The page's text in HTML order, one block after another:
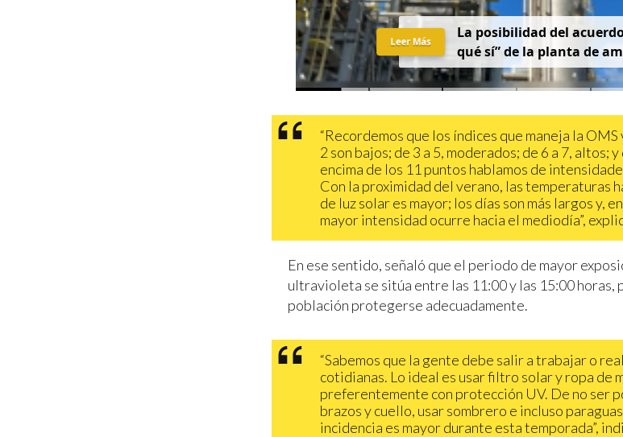
La posibilidad del
qué sí” de la planta de
Leer Más
“Recordemos que los índices que maneja la
2 son bajos; de 3 a 5, moderados; de 6 a 7, altos;
encima de los 11 puntos hablamos de
Con la proximidad del verano, las temperaturas
de luz solar es mayor; los días son más largos y,
mayor intensidad ocurre hacia el mediodía”,
En ese sentido, señaló que el periodo de mayor
ultravioleta se sitúa entre las 11:00 y las 15:00 horas,
población protegerse adecuadamente.
“Sabemos que la gente debe salir a trabajar o
cotidianas. Lo ideal es usar filtro solar y ropa de
preferentemente con protección UV. De no ser
brazos y cuello, usar sombrero e incluso
incidencia es mayor durante esta temporada”,